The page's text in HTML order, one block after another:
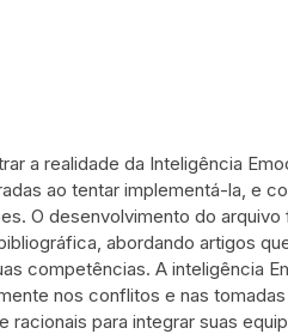
a realidade da Inteligência
ao tentar implementá-la, e
O desenvolvimento do
abordando artigos
competências. A inteligência
nos conflitos e nas
racionais para integrar suas